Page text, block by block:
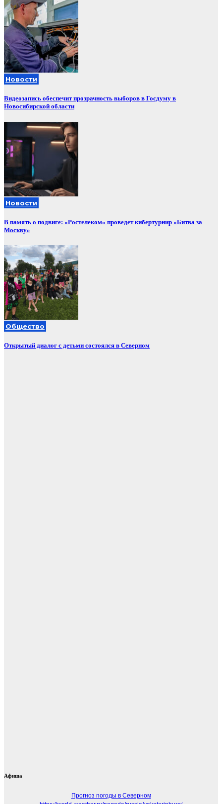
Новости
Видеозапись обеспечит прозрачность выборов в Госдуму в
Новосибирской области
Новости
В память о подвиге: «Ростелеком» проведет кибертурнир «Битва за
Москву»
Общество
Открытый диалог с детьми состоялся в Северном
Афиша
Прогноз погоды в Северном